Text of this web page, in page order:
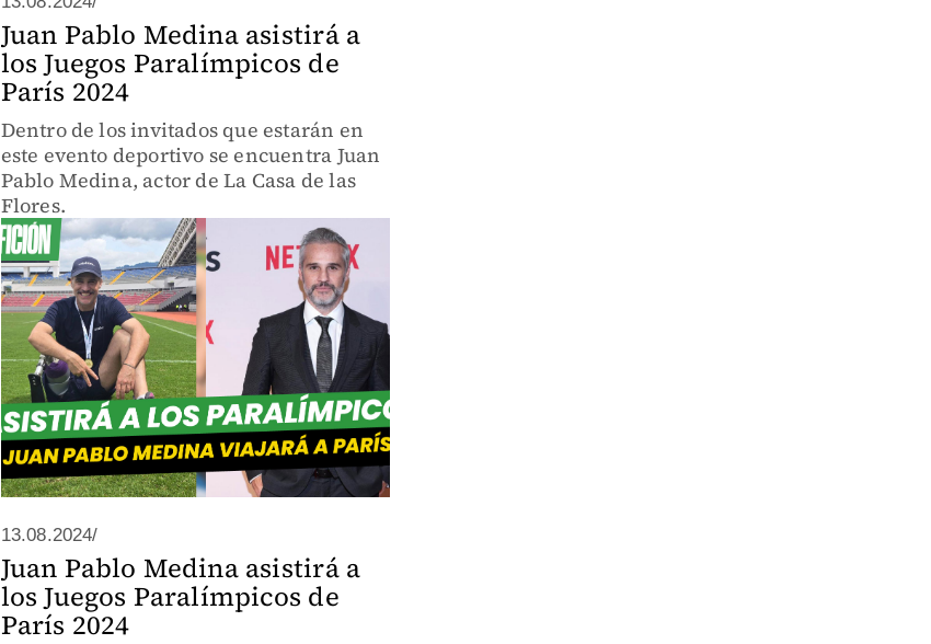
Juan Pablo Medina asistirá a
los Juegos Paralímpicos de
París 2024
Dentro de los invitados que estarán en
este evento deportivo se encuentra Juan
Pablo Medina, actor de La Casa de las
Flores.
13.08.2024/
Juan Pablo Medina asistirá a
los Juegos Paralímpicos de
París 2024